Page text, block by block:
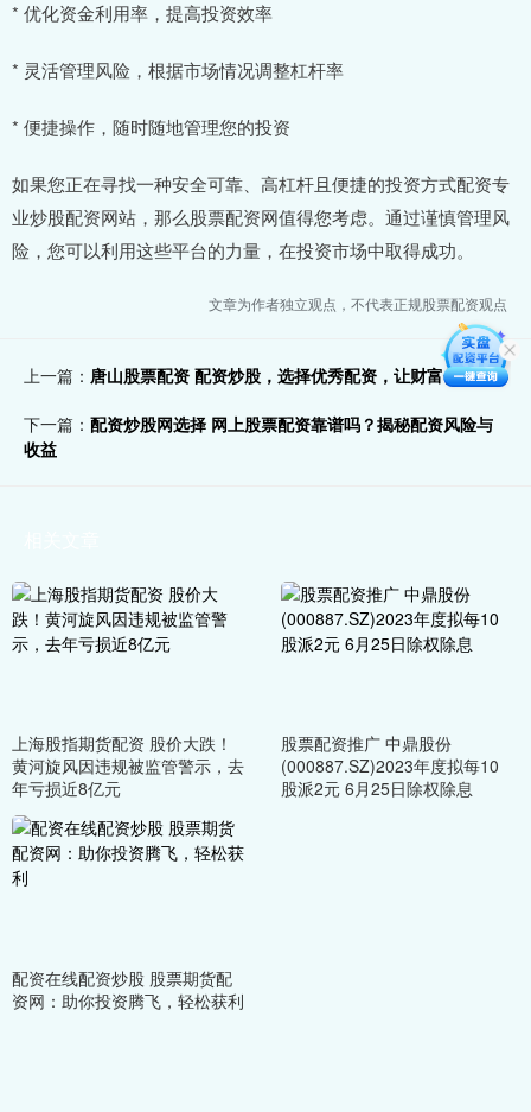
* 优化资金利用率，提高投资效率
* 灵活管理风险，根据市场情况调整杠杆率
* 便捷操作，随时随地管理您的投资
如果您正在寻找一种安全可靠、高杠杆且便捷的投资方式配资专
业炒股配资网站，那么股票配资网值得您考虑。通过谨慎管理风
险，您可以利用这些平台的力量，在投资市场中取得成功。
文章为作者独立观点，不代表正规股票配资观点
上一篇： 唐山股票配资 配资炒股，选择优秀配资，让财富倍增
下一篇： 配资炒股网选择 网上股票配资靠谱吗？揭秘配资风险与
收益
上海股指期货配资 股价大跌！
黄河旋风因违规被监管警示，去
年亏损近8亿元
股票配资推广 中鼎股份
(000887.SZ)2023年度拟每10
股派2元 6月25日除权除息
配资在线配资炒股 股票期货配
资网：助你投资腾飞，轻松获利